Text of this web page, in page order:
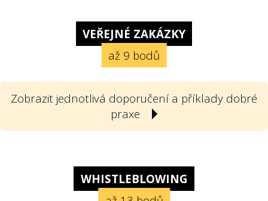
VEŘEJNÉ ZAKÁZKY
až 9 bodů
Zobrazit jednotlivá doporučení a příklady dobré
praxe
dostatek firem?WHISTLEBLOWING